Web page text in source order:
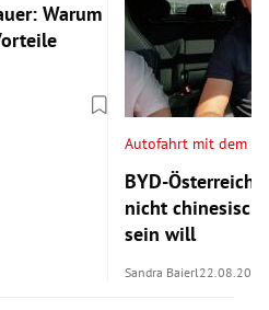
Warum
Autofahrt mit dem
BYD-Österreich-
nicht
sein will
Sandra Baierl22.08.2024